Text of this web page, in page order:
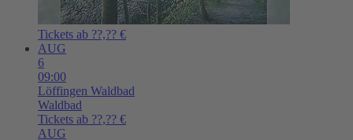
Tickets ab ??,?? €
AUG
6
09:00
Löffingen Waldbad
Waldbad
Tickets ab ??,?? €
AUG